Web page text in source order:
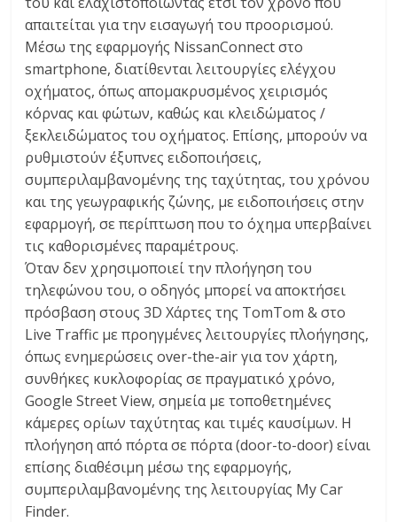
απαιτείται για την εισαγωγή του προορισμού.
Μέσω της εφαρμογής NissanConnect στο
smartphone, διατίθενται λειτουργίες ελέγχου
οχήματος, όπως απομακρυσμένος χειρισμός
κόρνας και φώτων, καθώς και κλειδώματος /
ξεκλειδώματος του οχήματος. Επίσης, μπορούν να
ρυθμιστούν έξυπνες ειδοποιήσεις,
συμπεριλαμβανομένης της ταχύτητας, του χρόνου
και της γεωγραφικής ζώνης, με ειδοποιήσεις στην
εφαρμογή, σε περίπτωση που το όχημα υπερβαίνει
τις καθορισμένες παραμέτρους.
Όταν δεν χρησιμοποιεί την πλοήγηση του
τηλεφώνου του, ο οδηγός μπορεί να αποκτήσει
πρόσβαση στους 3D Χάρτες της TomTom & στο
Live Traffic με προηγμένες λειτουργίες πλοήγησης,
όπως ενημερώσεις over-the-air για τον χάρτη,
συνθήκες κυκλοφορίας σε πραγματικό χρόνο,
Google Street View, σημεία με τοποθετημένες
κάμερες ορίων ταχύτητας και τιμές καυσίμων. Η
πλοήγηση από πόρτα σε πόρτα (door-to-door) είναι
επίσης διαθέσιμη μέσω της εφαρμογής,
συμπεριλαμβανομένης της λειτουργίας My Car
Finder.